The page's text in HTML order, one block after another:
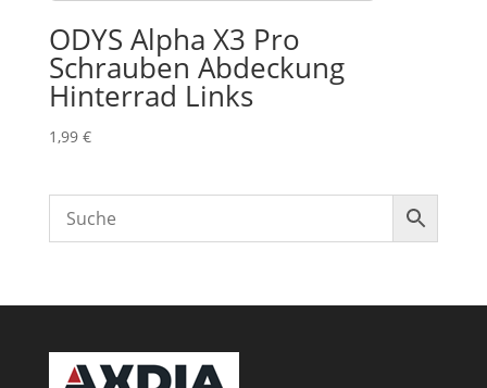
ODYS Alpha X3 Pro
Schrauben Abdeckung
Hinterrad Links
1,99 €